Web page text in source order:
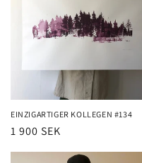
EINZIGARTIGER KOLLEGEN #134
Normaler
1 900 SEK